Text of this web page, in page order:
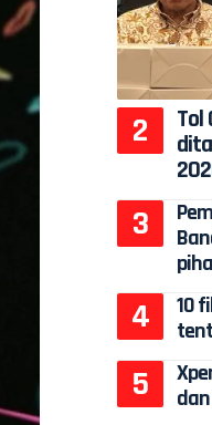
Tol
10